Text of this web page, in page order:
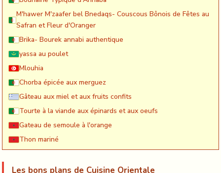
M'hawer M'zaafer bel Bnedaqs- Couscous Bônois de Fêtes au
Safran et Fleur d'Oranger
Brika- Bourek annabi authentique
yassa au poulet
Mlouhia
Chorba épicée aux merguez
Gâteau aux miel et aux fruits confits
Tourte à la viande aux épinards et aux oeufs
Gateau de semoule à l'orange
Thon mariné
Les bons plans de Cuisine Orientale